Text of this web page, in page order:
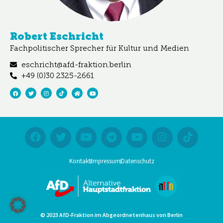
Robert Eschricht
Fachpolitischer Sprecher für Kultur und Medien
eschricht@afd-fraktion.berlin
+49 (0)30 2325-2661
KontaktImpressumDatenschutz
© 2023 AfD-Fraktion im Abgeordnetenhaus von Berlin